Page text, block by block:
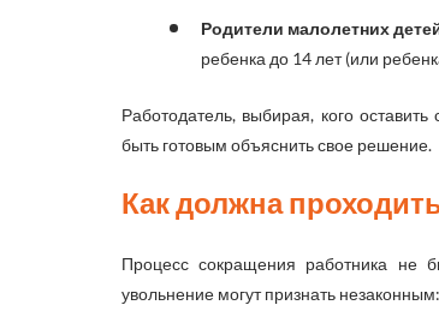
Родители малолетних
ребенка до 14 лет (или
Работодатель, выбирая, кого
быть готовым объяснить свое решение.
Как должна
Процесс сокращения работника не
увольнение могут признать незаконным: